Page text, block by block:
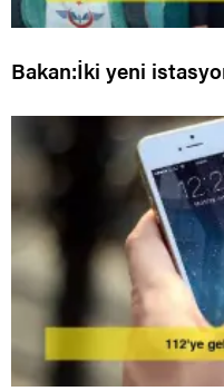
Bakan:İki yeni